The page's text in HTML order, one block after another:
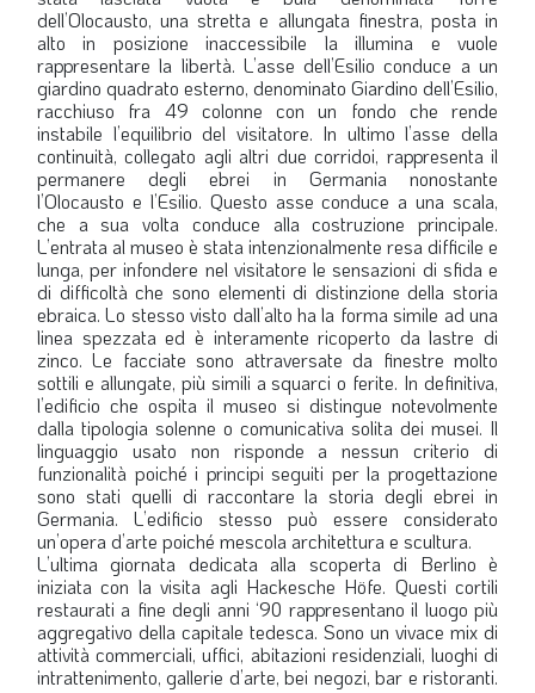
dell’Olocausto, una stretta e allungata finestra, posta in
alto in posizione inaccessibile la illumina e vuole
rappresentare la libertà. L’asse dell’Esilio conduce a un
giardino quadrato esterno, denominato Giardino dell’Esilio,
racchiuso fra 49 colonne con un fondo che rende
instabile l’equilibrio del visitatore. In ultimo l’asse della
continuità, collegato agli altri due corridoi, rappresenta il
permanere degli ebrei in Germania nonostante
l’Olocausto e l’Esilio. Questo asse conduce a una scala,
che a sua volta conduce alla costruzione principale.
L’entrata al museo è stata intenzionalmente resa difficile e
lunga, per infondere nel visitatore le sensazioni di sfida e
di difficoltà che sono elementi di distinzione della storia
ebraica. Lo stesso visto dall’alto ha la forma simile ad una
linea spezzata ed è interamente ricoperto da lastre di
zinco. Le facciate sono attraversate da finestre molto
sottili e allungate, più simili a squarci o ferite. In definitiva,
l’edificio che ospita il museo si distingue notevolmente
dalla tipologia solenne o comunicativa solita dei musei. Il
linguaggio usato non risponde a nessun criterio di
funzionalità poiché i principi seguiti per la progettazione
sono stati quelli di raccontare la storia degli ebrei in
Germania. L’edificio stesso può essere considerato
un’opera d’arte poiché mescola architettura e scultura.
L’ultima giornata dedicata alla scoperta di Berlino è
iniziata con la visita agli Hackesche Höfe. Questi cortili
restaurati a fine degli anni ‘90 rappresentano il luogo più
aggregativo della capitale tedesca. Sono un vivace mix di
attività commerciali, uffici, abitazioni residenziali, luoghi di
intrattenimento, gallerie d’arte, bei negozi, bar e ristoranti.